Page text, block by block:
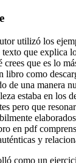
utilizó los
que explica
crees que es lo
libro como
de una manera
estaba en los
pero que
en pdf
y
como un